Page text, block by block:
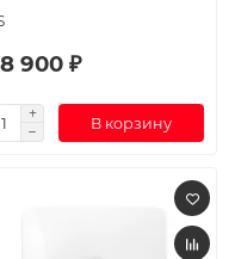
900 ₽
В корзину